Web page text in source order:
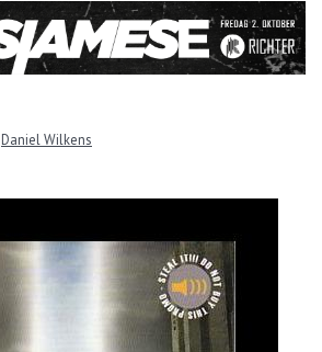
Daniel Wilkens